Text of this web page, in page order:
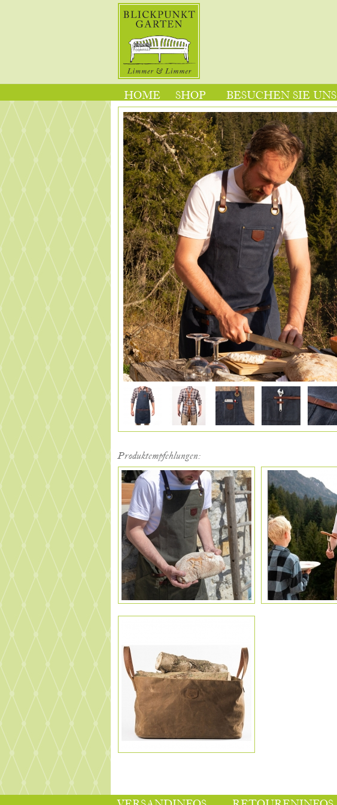
HOME SHOP BESUCHEN SIE UNS
Produktempfehlungen: